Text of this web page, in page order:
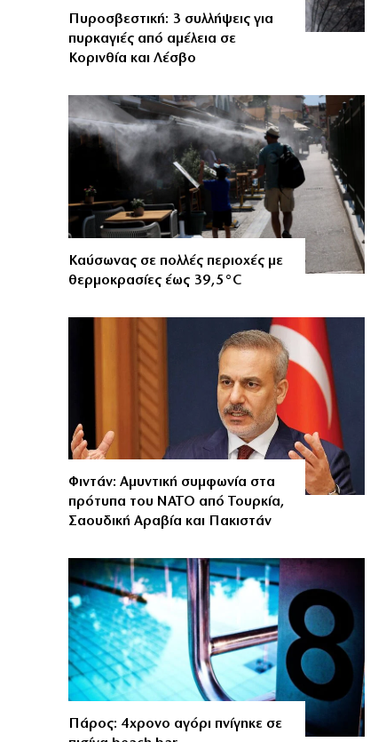
Πυροσβεστική: 3 συλλήψεις για
πυρκαγιές από αμέλεια σε
Κορινθία και Λέσβο
Καύσωνας σε πολλές περιοχές με
θερμοκρασίες έως 39,5°C
Φιντάν: Αμυντική συμφωνία στα
πρότυπα του ΝΑΤΟ από Τουρκία,
Σαουδική Αραβία και Πακιστάν
Πάρος: 4χρονο αγόρι πνίγηκε σε